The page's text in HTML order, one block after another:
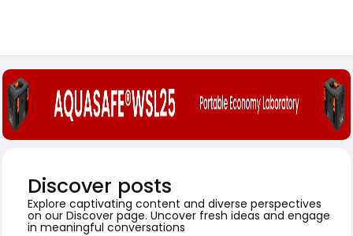
Discover posts
Explore captivating content and diverse perspectives
on our Discover page. Uncover fresh ideas and engage
in meaningful conversations